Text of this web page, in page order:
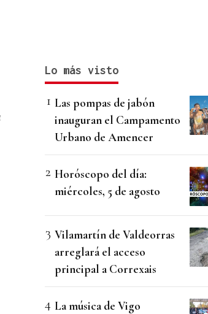
Lo más visto
Las pompas de jabón
inauguran el Campamento
Urbano de Amencer
Horóscopo del día:
miércoles, 5 de agosto
Vilamartín de Valdeorras
arreglará el acceso
principal a Correxais
La música de Vigo